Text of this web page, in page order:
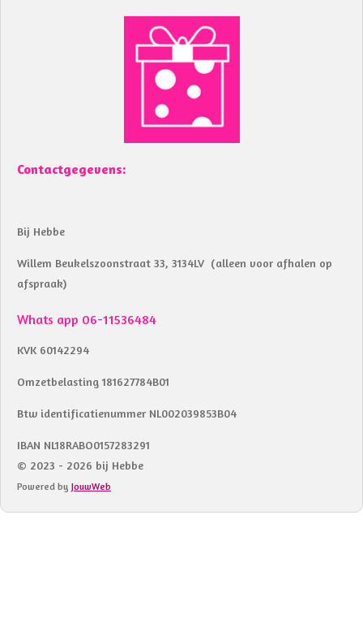
e
b
o
o
k
t
A
p
p
Contactgegevens:
Bij Hebbe
Willem Beukelszoonstraat 33, 3134LV (alleen voor afhalen op
afspraak)
Whats app 06-11536484
KVK 60142294
Omzetbelasting 181627784B01
Btw identificatienummer NL002039853B04
IBAN NL18RABO0157283291
© 2023 - 2026 bij Hebbe
Powered by JouwWeb